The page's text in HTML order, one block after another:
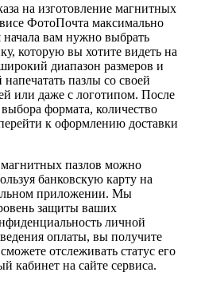
на изготовление магнитных
ФотоПочта максимально
вам нужно выбрать
которую вы хотите видеть на
диапазон размеров и
пазлы со своей
или даже с логотипом. После
формата, количество
к оформлению доставки
пазлов можно
банковскую карту на
приложении. Мы
защиты ваших
личной
оплаты, вы получите
отслеживать статус его
кабинет на сайте сервиса.